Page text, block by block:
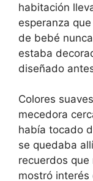
habitación
esperanza
de bebé
estaba
diseñado
Colores
mecedora
había tocado
se quedaba
recuerdos que
mostró interés